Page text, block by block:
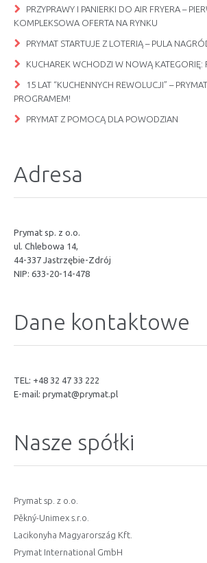
PRZYPRAWY I PANIERKI DO AIR FRYERA –
KOMPLEKSOWA OFERTA NA RYNKU
PRYMAT STARTUJE Z LOTERIĄ – PULA
KUCHAREK WCHODZI W NOWĄ KATEGORIĘ:
15 LAT “KUCHENNYCH REWOLUCJI” –
PROGRAMEM!
PRYMAT Z POMOCĄ DLA POWODZIAN
Adresa
Prymat sp. z o.o.
ul. Chlebowa 14,
44-337 Jastrzębie-Zdrój
NIP: 633-20-14-478
Dane kontaktowe
TEL: +48 32 47 33 222
E-mail: prymat@prymat.pl
Nasze spółki
Prymat sp. z o.o.
Pěkný-Unimex s.r.o.
Lacikonyha Magyarország Kft.
Prymat International GmbH